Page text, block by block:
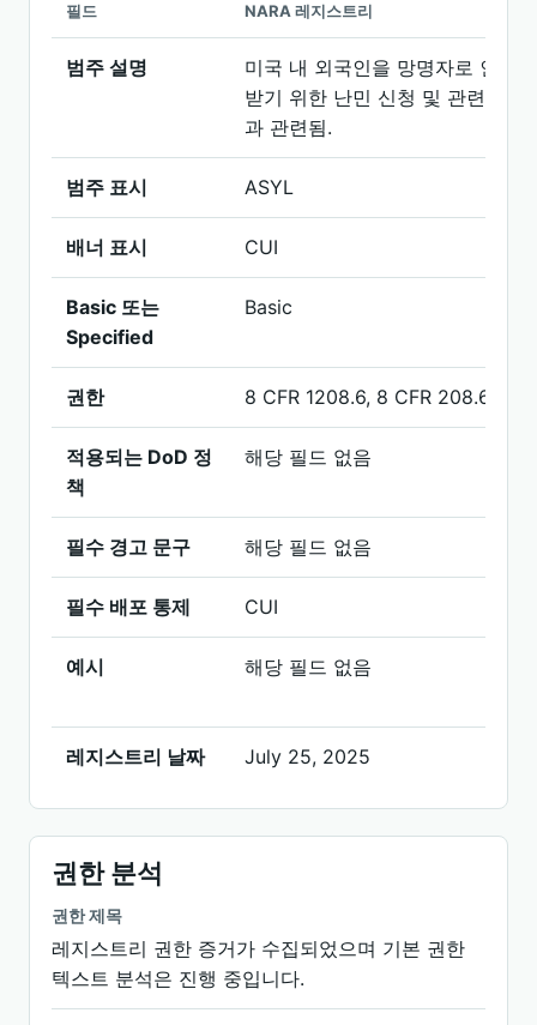
필드 NARA 레지스트리
범주 설명
미국 내 외국인을 망명자로 인정
받기 위한 난민 신청 및 관련 심청
과 관련됨.
범주 표시 ASYL
배너 표시 CUI
Basic 또는
Specified
Basic
권한 8 CFR 1208.6, 8 CFR 208.6
적용되는 DoD 정
책
해당 필드 없음
필수 경고 문구 해당 필드 없음
필수 배포 통제 CUI
예시 해당 필드 없음
레지스트리 날짜 July 25, 2025
권한 분석
권한 제목
레지스트리 권한 증거가 수집되었으며 기본 권한
텍스트 분석은 진행 중입니다.